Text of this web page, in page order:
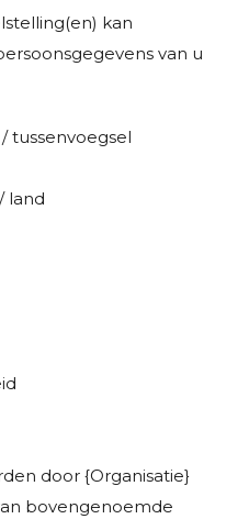
kan
van u
tussenvoegsel
land
door {Organisatie}
bovengenoemde